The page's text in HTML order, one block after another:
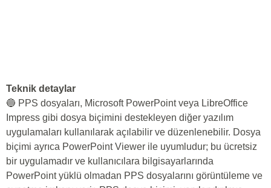
Teknik detaylar
🔵 PPS dosyaları, Microsoft PowerPoint veya LibreOffice
Impress gibi dosya biçimini destekleyen diğer yazılım
uygulamaları kullanılarak açılabilir ve düzenlenebilir. Dosya
biçimi ayrıca PowerPoint Viewer ile uyumludur; bu ücretsiz
bir uygulamadır ve kullanıcılara bilgisayarlarında
PowerPoint yüklü olmadan PPS dosyalarını görüntüleme ve